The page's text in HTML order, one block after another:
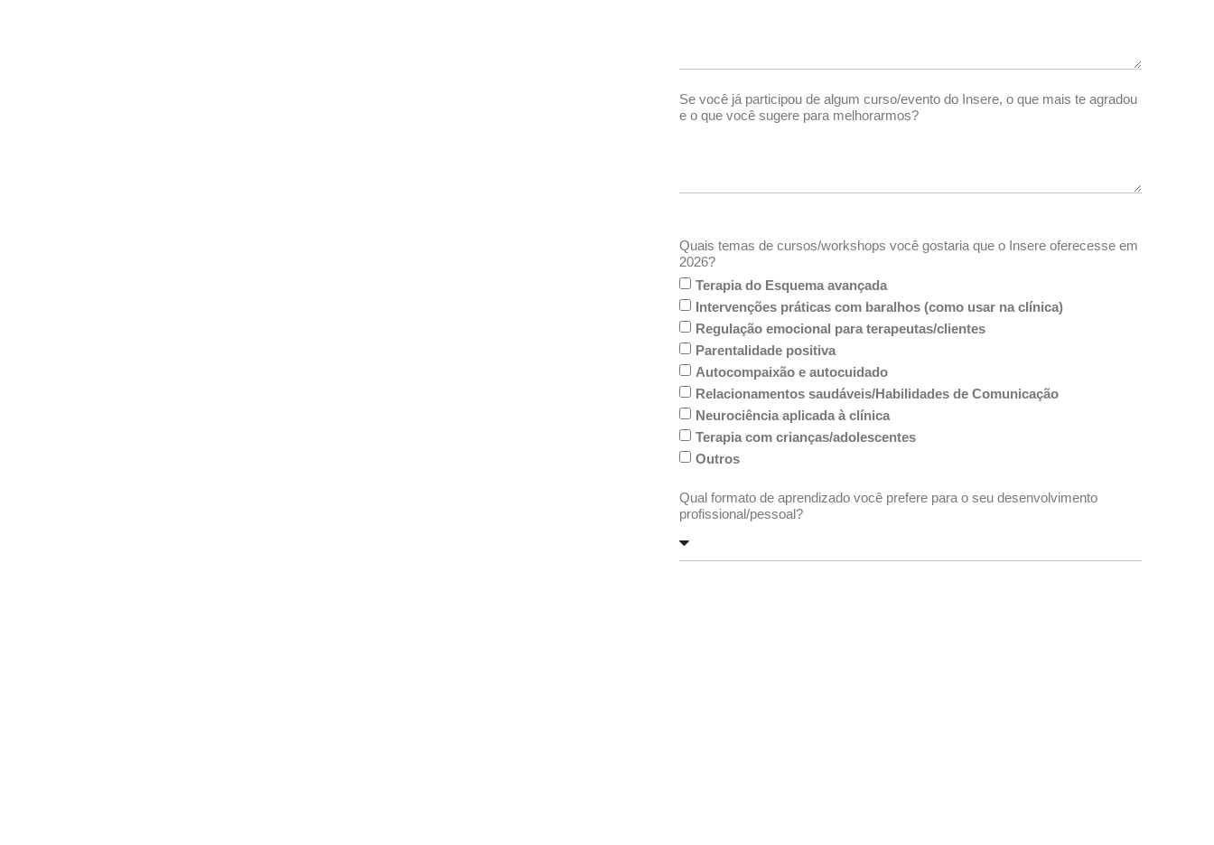
Se você já participou de algum curso/evento do Insere, o que mais te agradou
e o que você sugere para melhorarmos?
Quais temas de cursos/workshops você gostaria que o Insere oferecesse em
2026?
Terapia do Esquema avançada
Intervenções práticas com baralhos (como usar na clínica)
Regulação emocional para terapeutas/clientes
Parentalidade positiva
Autocompaixão e autocuidado
Relacionamentos saudáveis/Habilidades de Comunicação
Neurociência aplicada à clínica
Terapia com crianças/adolescentes
Outros
Qual formato de aprendizado você prefere para o seu desenvolvimento
profissional/pessoal?